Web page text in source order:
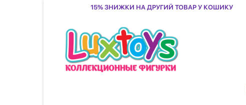
15% знижки на другий товар у кошику